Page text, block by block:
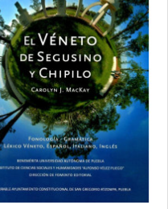
QUICKVIEW
WISHLIST